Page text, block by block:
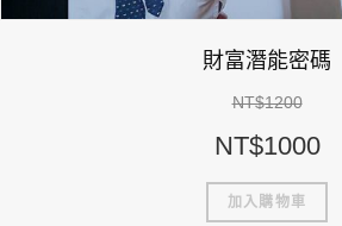
財富潛能密碼
NT$1200
NT$1000
加入購物車